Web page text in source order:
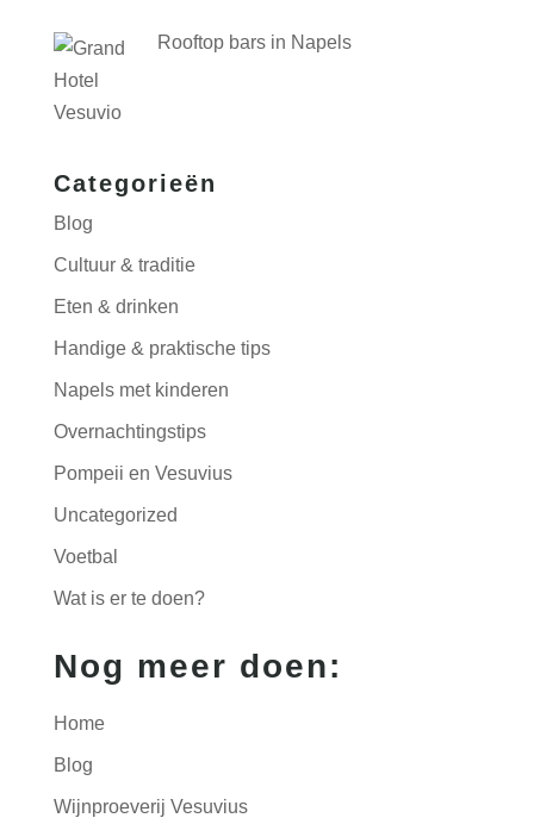
Rooftop bars in Napels
Categorieën
Blog
Cultuur & traditie
Eten & drinken
Handige & praktische tips
Napels met kinderen
Overnachtingstips
Pompeii en Vesuvius
Uncategorized
Voetbal
Wat is er te doen?
Nog meer doen:
Home
Blog
Wijnproeverij Vesuvius